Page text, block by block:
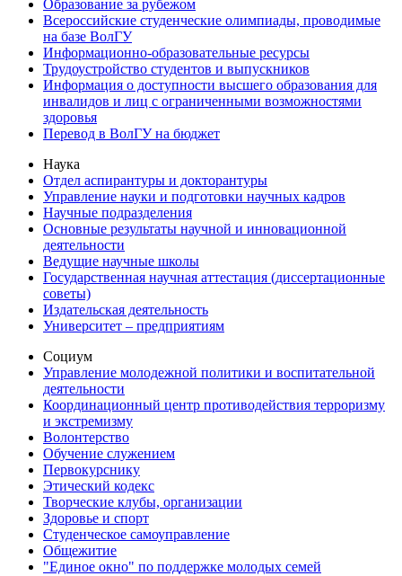
Образование за рубежом
Всероссийские студенческие олимпиады, проводимые
на базе ВолГУ
Информационно-образовательные ресурсы
Трудоустройство студентов и выпускников
Информация о доступности высшего образования для
инвалидов и лиц с ограниченными возможностями
здоровья
Перевод в ВолГУ на бюджет
Наука
Отдел аспирантуры и докторантуры
Управление науки и подготовки научных кадров
Научные подразделения
Основные результаты научной и инновационной
деятельности
Ведущие научные школы
Государственная научная аттестация (диссертационные
советы)
Издательская деятельность
Университет – предприятиям
Социум
Управление молодежной политики и воспитательной
деятельности
Координационный центр противодействия терроризму
и экстремизму
Волонтерство
Обучение служением
Первокурснику
Этический кодекс
Творческие клубы, организации
Здоровье и спорт
Студенческое самоуправление
Общежитие
"Единое окно" по поддержке молодых семей